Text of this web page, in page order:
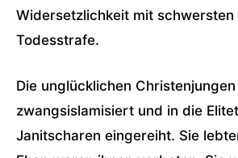
Widersetzlichkeit mit
Todesstrafe.
Die unglücklichen
zwangsislamisiert und in die
Janitscharen eingereiht. Sie